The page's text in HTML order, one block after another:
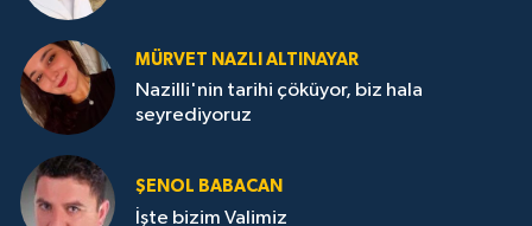
MÜRVET NAZLI ALTINAYAR
Nazilli'nin tarihi çöküyor, biz hala
seyrediyoruz
ŞENOL BABACAN
İşte bizim Valimiz